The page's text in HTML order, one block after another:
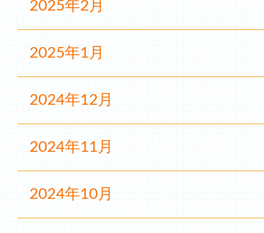
2025年2月
2025年1月
2024年12月
2024年11月
2024年10月